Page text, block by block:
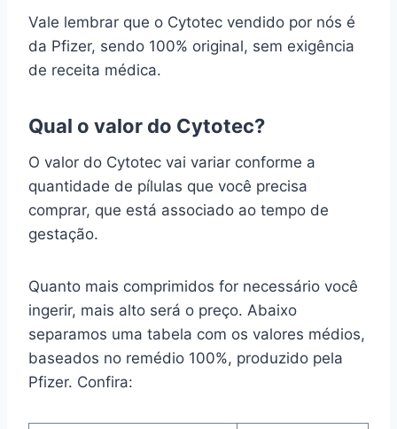
Vale lembrar que o Cytotec vendido por nós é
da Pfizer, sendo 100% original, sem exigência
de receita médica.
Qual o valor do Cytotec?
O valor do Cytotec vai variar conforme a
quantidade de pílulas que você precisa
comprar, que está associado ao tempo de
gestação.
Quanto mais comprimidos for necessário você
ingerir, mais alto será o preço. Abaixo
separamos uma tabela com os valores médios,
baseados no remédio 100%, produzido pela
Pfizer. Confira: